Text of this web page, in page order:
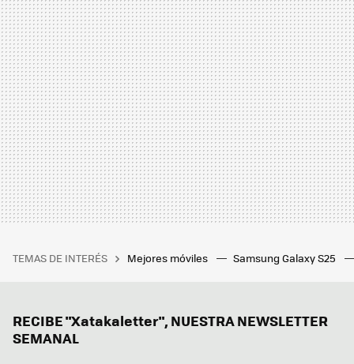
TEMAS DE INTERÉS Mejores móviles Samsung Galaxy S25
RECIBE "Xatakaletter", NUESTRA NEWSLETTER
SEMANAL